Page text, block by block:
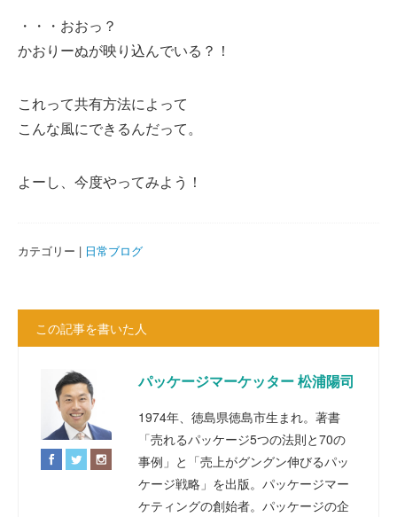
・・・おおっ？
かおりーぬが映り込んでいる？！
これって共有方法によって
こんな風にできるんだって。
よーし、今度やってみよう！
カテゴリー | 日常ブログ
この記事を書いた人
パッケージマーケッター 松浦陽司
1974年、徳島県徳島市生まれ。著書
「売れるパッケージ5つの法則と70の
事例」と「売上がグングン伸びるパッ
ケージ戦略」を出版。パッケージマー
ケティングの創始者。パッケージの企